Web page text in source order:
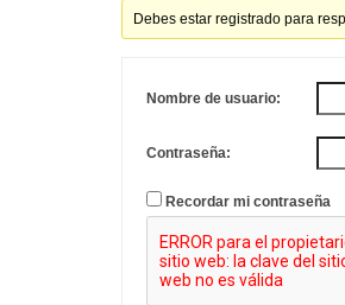
Debes estar registrado para
Nombre de usuario:
Contraseña:
Recordar mi contraseña